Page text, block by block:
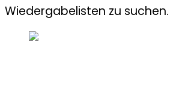
Wiedergabelisten zu suchen.